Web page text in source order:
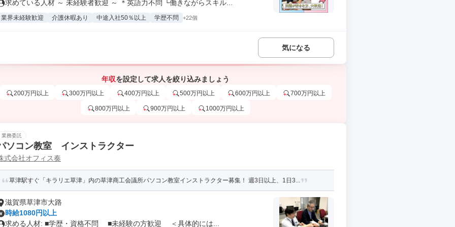
求めている人材 ～ 未経験者歓迎 ～ ＊英語力不問 └働きながらスキル...
業界未経験歓迎 介護休暇あり 中途入社50％以上 学歴不問 +22個
気になる
年収を設定して求人を絞り込みましょう
200万円以上 300万円以上 400万円以上 500万円以上 600万円以上 700万円以上
800万円以上 900万円以上 1000万円以上
業務委託
ソコン教室 インストラクター
式会社オフィス奏
草津駅すぐ「キラリエ草津」内の草津商工会議所パソコン教室インストラクター募集！ 週3日以上、1日3...
滋賀県草津市大路
時給1080円以上
求める人材: ■学歴・資格不問 ■未経験の方歓迎 ＜具体的には...